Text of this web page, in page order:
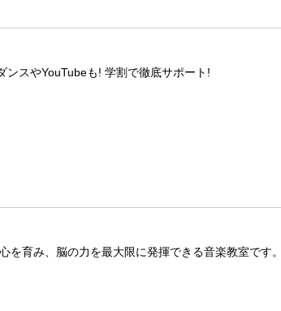
スやYouTubeも! 学割で徹底サポート!
育み、脳の力を最大限に発揮できる音楽教室です。